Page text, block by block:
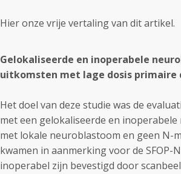
Hier onze vrije vertaling van dit artikel.
Gelokaliseerde en inoperabele
uitkomsten met lage dosis primaire
Het doel van deze studie was de
met een gelokaliseerde en
met lokale neuroblastoom en geen N-
kwamen in aanmerking voor de
inoperabel zijn bevestigd door